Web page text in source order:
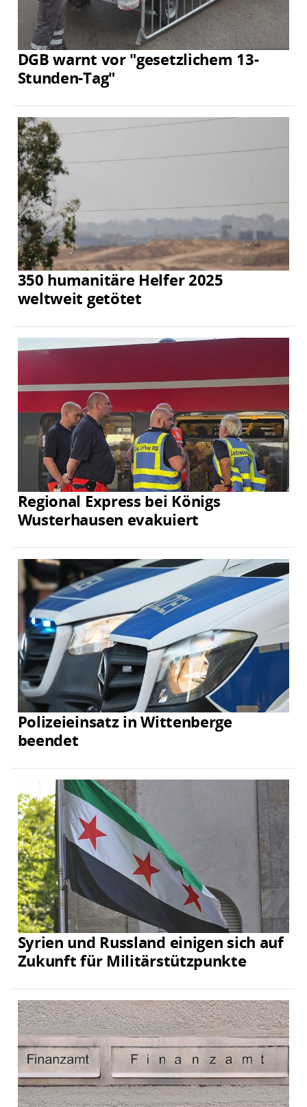
DGB warnt vor "gesetzlichem 13-
Stunden-Tag"
350 humanitäre Helfer 2025
weltweit getötet
Regional Express bei Königs
Wusterhausen evakuiert
Polizeieinsatz in Wittenberge
beendet
Syrien und Russland einigen sich auf
Zukunft für Militärstützpunkte